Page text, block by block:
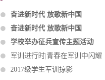
奋进新时代 放歌新中国​
奋进新时代 放歌新中国​
学校举办征兵宣传主题活动
军训进行时|青春在军训中闪耀
2017级学生军训掠影